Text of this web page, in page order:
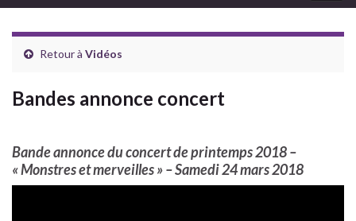
Retour à Vidéos
Bandes annonce concert
Bande annonce du concert de printemps 2018 –
« Monstres et merveilles » – Samedi 24 mars 2018